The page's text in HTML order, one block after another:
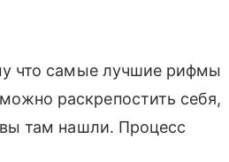
что самые лучшие рифмы
раскрепостить себя,
вы там нашли. Процесс